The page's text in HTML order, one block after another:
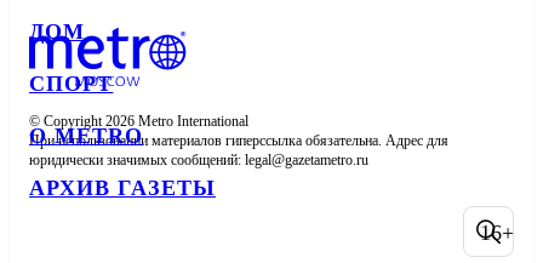
ДОМ
СПОРТ
О METRO
АРХИВ ГАЗЕТЫ
© Copyright 2026 Metro International
При использовании материалов гиперссылка обязательна. Адрес для
юридически значимых сообщений:
16+